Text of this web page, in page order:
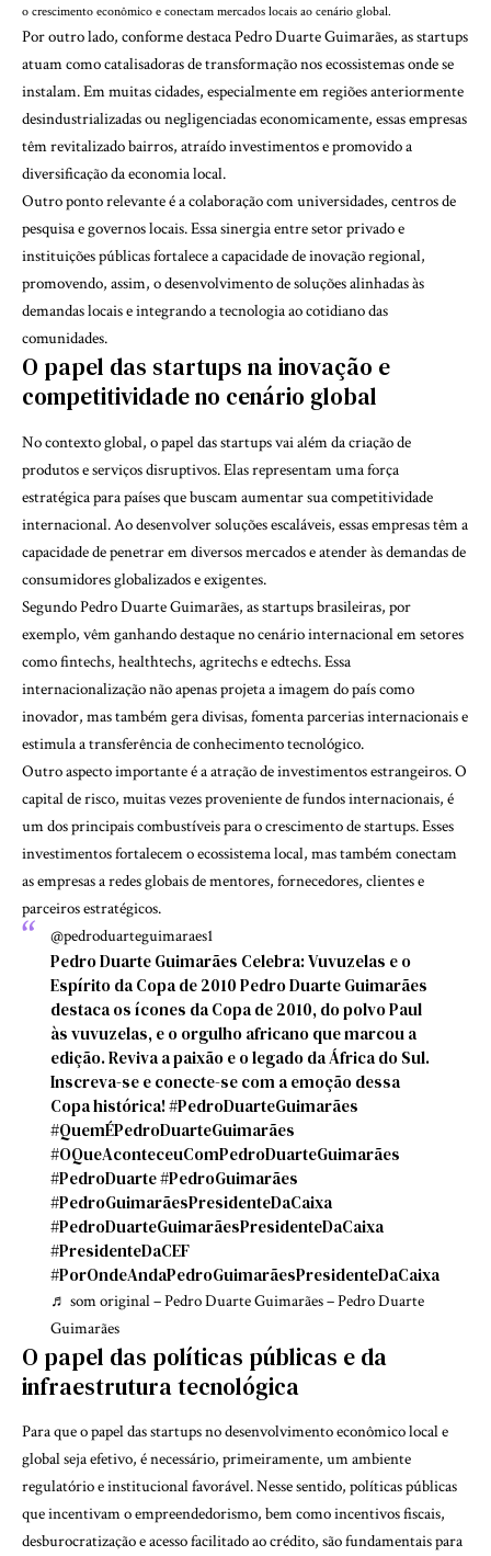
o crescimento econômico e conectam mercados locais ao cenário global.
Por outro lado, conforme destaca Pedro Duarte Guimarães, as startups
atuam como catalisadoras de transformação nos ecossistemas onde se
instalam. Em muitas cidades, especialmente em regiões anteriormente
desindustrializadas ou negligenciadas economicamente, essas empresas
têm revitalizado bairros, atraído investimentos e promovido a
diversificação da economia local.
Outro ponto relevante é a colaboração com universidades, centros de
pesquisa e governos locais. Essa sinergia entre setor privado e
instituições públicas fortalece a capacidade de inovação regional,
promovendo, assim, o desenvolvimento de soluções alinhadas às
demandas locais e integrando a tecnologia ao cotidiano das
comunidades.
O papel das startups na inovação e
competitividade no cenário global
No contexto global, o papel das startups vai além da criação de
produtos e serviços disruptivos. Elas representam uma força
estratégica para países que buscam aumentar sua competitividade
internacional. Ao desenvolver soluções escaláveis, essas empresas têm a
capacidade de penetrar em diversos mercados e atender às demandas de
consumidores globalizados e exigentes.
Segundo Pedro Duarte Guimarães, as startups brasileiras, por
exemplo, vêm ganhando destaque no cenário internacional em setores
como fintechs, healthtechs, agritechs e edtechs. Essa
internacionalização não apenas projeta a imagem do país como
inovador, mas também gera divisas, fomenta parcerias internacionais e
estimula a transferência de conhecimento tecnológico.
Outro aspecto importante é a atração de investimentos estrangeiros. O
capital de risco, muitas vezes proveniente de fundos internacionais, é
um dos principais combustíveis para o crescimento de startups. Esses
investimentos fortalecem o ecossistema local, mas também conectam
as empresas a redes globais de mentores, fornecedores, clientes e
parceiros estratégicos.
@pedroduarteguimaraes1
Pedro Duarte Guimarães Celebra: Vuvuzelas e o
Espírito da Copa de 2010 Pedro Duarte Guimarães
destaca os ícones da Copa de 2010, do polvo Paul
às vuvuzelas, e o orgulho africano que marcou a
edição. Reviva a paixão e o legado da África do Sul.
Inscreva-se e conecte-se com a emoção dessa
Copa histórica!#PedroDuarteGuimarães
#QuemÉPedroDuarteGuimarães
#OQueAconteceuComPedroDuarteGuimarães
#PedroDuarte#PedroGuimarães
#PedroGuimarãesPresidenteDaCaixa
#PedroDuarteGuimarãesPresidenteDaCaixa
#PresidenteDaCEF
#PorOndeAndaPedroGuimarãesPresidenteDaCaixa
♬ som original – Pedro Duarte Guimarães – Pedro Duarte
Guimarães
O papel das políticas públicas e da
infraestrutura tecnológica
Para que o papel das startups no desenvolvimento econômico local e
global seja efetivo, é necessário, primeiramente, um ambiente
regulatório e institucional favorável. Nesse sentido, políticas públicas
que incentivam o empreendedorismo, bem como incentivos fiscais,
desburocratização e acesso facilitado ao crédito, são fundamentais para